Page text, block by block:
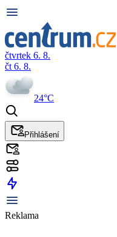
čtvrtek 6. 8.
čt 6. 8.
24°C
Přihlášení
Reklama